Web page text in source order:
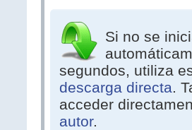
Si no se
segundos, utiliza
descarga directa.
acceder
autor.